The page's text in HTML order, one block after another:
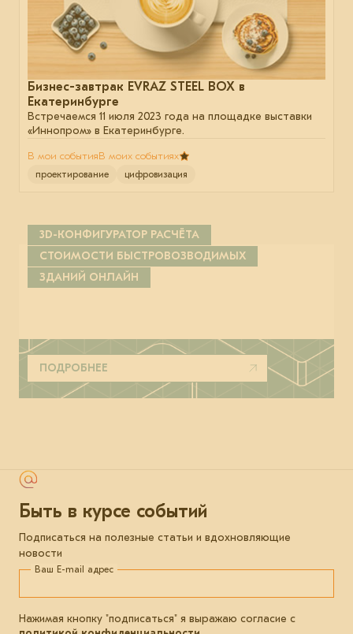
Бизнес-завтрак EVRAZ STEEL BOX в
Екатеринбурге
Встречаемся 11 июля 2023 года на площадке выставки
«Иннопром» в Екатеринбурге.
В мои событияВ моих событиях
проектирование цифровизация
3D-КОНФИГУРАТОР РАСЧЁТА
СТОИМОСТИ БЫСТРОВОЗВОДИМЫХ
ЗДАНИЙ ОНЛАЙН
ПОДРОБНЕЕ
Быть в курсе событий
Подписаться на полезные статьи и вдохновляющие
новости
Ваш E-mail адрес
Нажимая кнопку "подписаться" я выражаю согласие с